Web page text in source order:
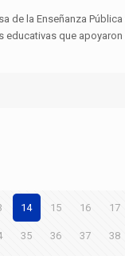
de la Enseñanza
que
14 15 16 17
35 36 37 38